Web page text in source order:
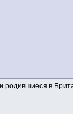
родившиеся в